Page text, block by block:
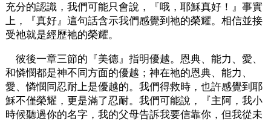
充分的認識，我們可能只會說，『哦，耶穌真好！』事實
上，『真好』這句話含示我們感覺到祂的榮耀。相信並接
受祂就是經歷祂的榮耀。
彼後一章三節的『美德』指明優越。恩典、能力、愛、
和憐憫都是神不同方面的優越；神在祂的恩典、能力、
愛、憐憫同忍耐上是優越的。我們得救時，也許感覺到耶
穌不僅榮耀，更是滿了忍耐。我們可能說，『主阿，我小
時候聽過你的名字，我的父母告訴我要信靠你，但我從未